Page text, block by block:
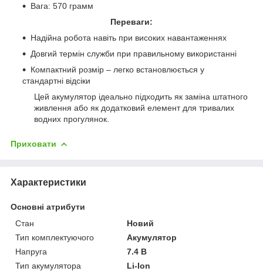
Вага: 570 грамм
Переваги:
Надійна робота навіть при високих навантаженнях
Довгий термін служби при правильному використанні
Компактний розмір – легко встановлюється у
стандартні відсіки
Цей акумулятор ідеально підходить як заміна штатного
живлення або як додатковий елемент для тривалих
водних прогулянок.
Приховати
Характеристики
Основні атрибути
Стан
Новий
Тип комплектуючого
Акумулятор
Напруга
7.4 В
Тип акумулятора
Li-Ion